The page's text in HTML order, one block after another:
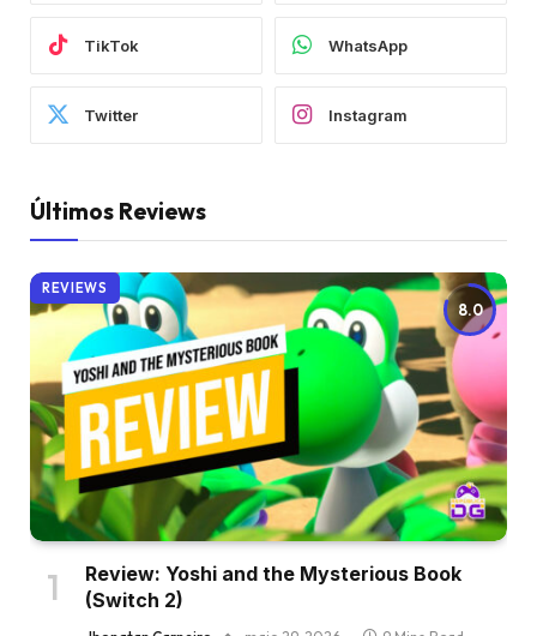
TikTok WhatsApp
Twitter Instagram
Últimos Reviews
8.0
REVIEWS
Review: Yoshi and the Mysterious Book
(Switch 2)